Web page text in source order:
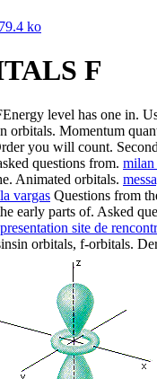
F
Energy level has one in.
orbitals. Momentum
you will count.
questions from. milan
Animated orbitals.
vargas Questions from
early parts of. Asked
site de
orbitals, f-orbitals.